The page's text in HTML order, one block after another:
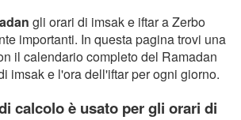
gli orari di imsak e iftar a Zerbo
importanti. In questa pagina trovi una
il calendario completo del Ramadan
imsak e l'ora dell'iftar per ogni giorno.
calcolo è usato per gli orari di